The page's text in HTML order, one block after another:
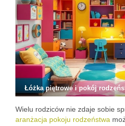
Łóżka piętrowe i pokój
Wielu rodziców nie zdaje sobie
aranżacja pokoju rodzeństwa